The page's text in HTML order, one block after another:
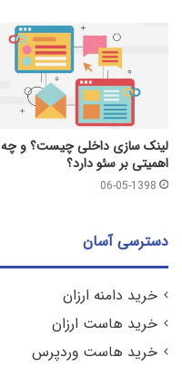
لینک سازی داخلی چیست؟ و چه
اهمیتی بر سئو دارد؟
06-05-1398
دسترسی آسان
خرید دامنه ارزان
خرید هاست ارزان
خرید هاست وردپرس